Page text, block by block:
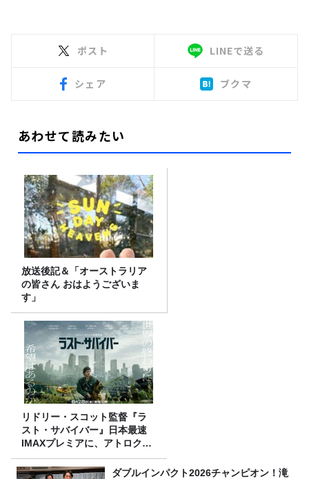
ポスト LINEで送る
シェア ブクマ
あわせて読みたい
放送後記＆「オーストラリア
の皆さん おはようございま
す」
リドリー・スコット監督『ラ
スト・サバイバー』日本最速
IMAXプレミアに、アトロクリ
スナー60名をご招待！
ダブルインパクト2026チャンピオン！滝